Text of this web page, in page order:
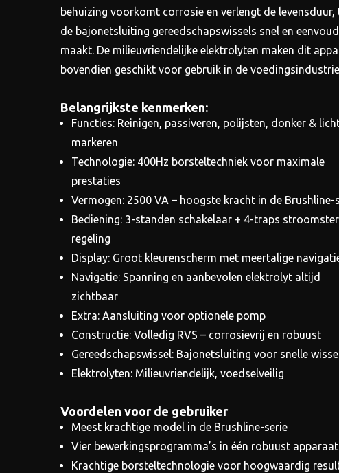
behuizing voorkomt corrosie en verlengt de levensduur,
de bajonetsluiting gereedschapswissels snel en
maakt. De milieuvriendelijke elektrolyten maken dit
bovendien geschikt voor gebruik in de
Belangrijkste kenmerken:
Functies: Reinigen, passiveren, polijsten, donker &
markeren
Technologie: 400Hz borsteltechniek voor maximale
prestaties
Vermogen: 2500 VA – hoogste kracht in de Brushline-
Bediening: 3-standen schakelaar + 4-traps
regeling
Display: Groot kleurenscherm met meertalige
Navigatie: Spanning en aanbevolen elektrolyt altijd
zichtbaar
Extra: Aansluiting voor optionele pomp
Constructie: Volledig RVS – corrosievrij en robuust
Gereedschapswissel: Bajonetsluiting voor snelle
Elektrolyten: Milieuvriendelijk, voedselveilig
Voordelen voor de gebruiker
Meest krachtige model in de Brushline-serie
Vier bewerkingsprogramma’s in één robuust apparaat
Krachtige borsteltechnologie voor hoogwaardig